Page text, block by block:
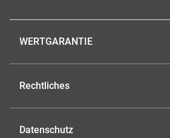
WERTGARANTIE
Rechtliches
Datenschutz